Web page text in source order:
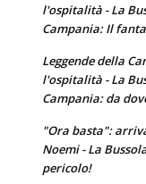
l'ospitalità - La
Campania: Il
Leggende della
l'ospitalità - La
Campania: da
"Ora basta":
Noemi - La
pericolo!